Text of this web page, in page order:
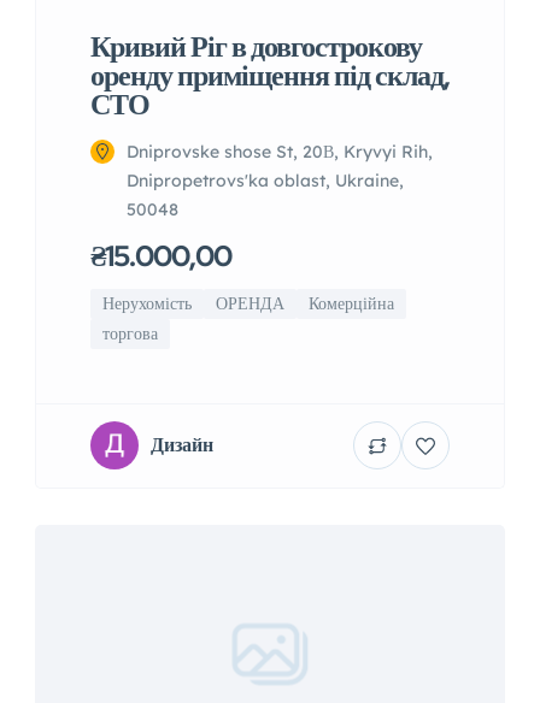
Кривий Ріг в довгострокову
оренду приміщення під склад,
СТО
Dniprovske shose St, 20В, Kryvyi Rih,
Dnipropetrovs'ka oblast, Ukraine,
50048
₴15.000,00
Нерухомість ОРЕНДА
Комерційна
торгова
Дизайн